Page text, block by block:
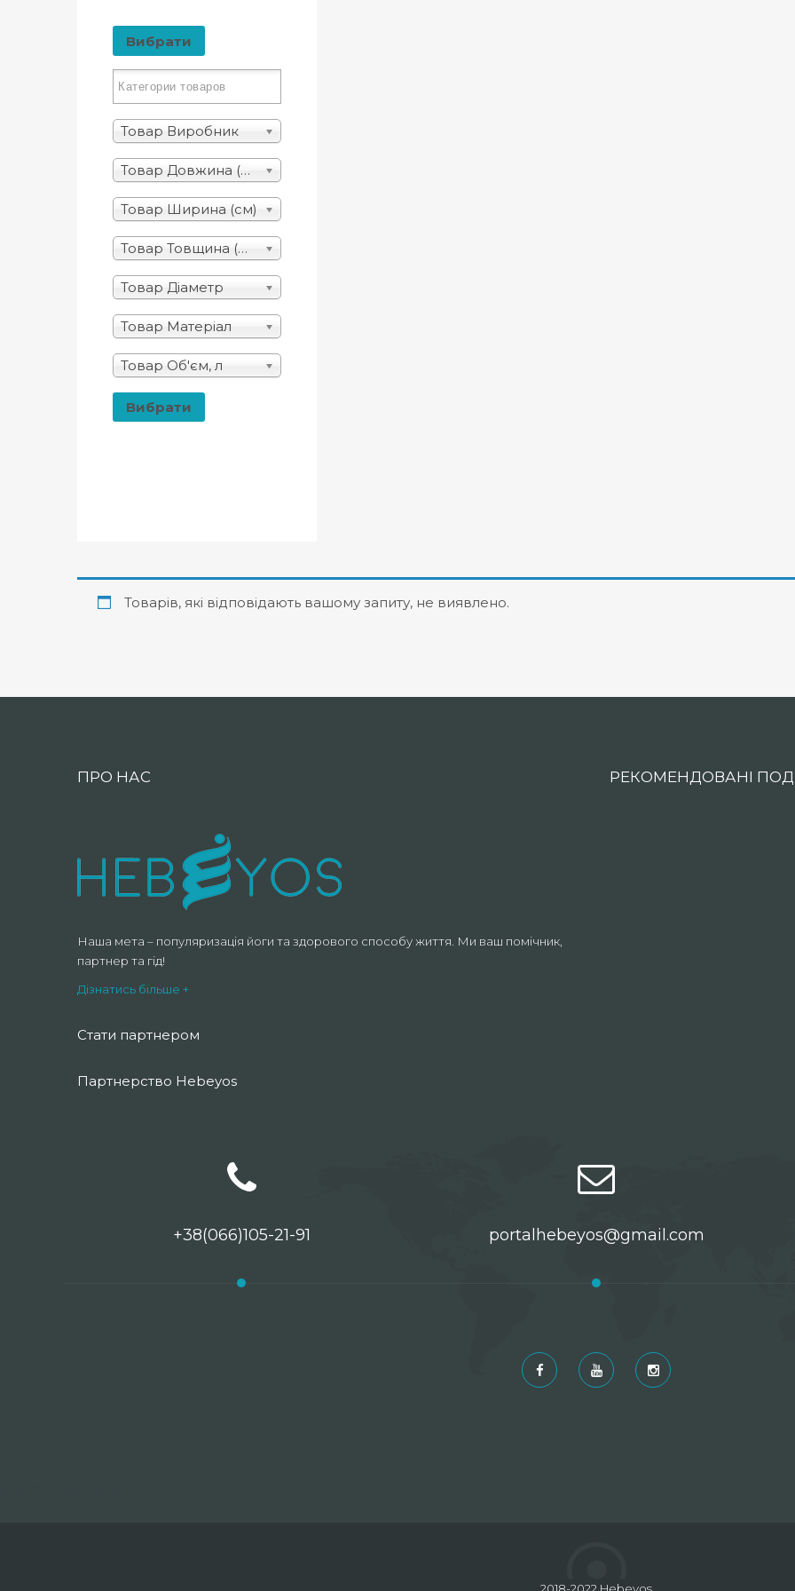
Вибрати
Товар Виробник
Товар Довжина (см)
Товар Ширина (см)
Товар Товщина (мм)
Товар Діаметр
Товар Матеріал
Товар Об'єм, л
Вибрати
Товарів, які відповідають вашому запиту, не виявлено.
ПРО НАС
Наша мета – популяризація йоги та здорового способу життя. Ми ваш помічник,
партнер та гід!
Дізнатись більше +
Стати партнером
Партнерство Hebeyos
РЕКОМЕНДОВАНІ
+38(066)105-21-91 portalhebeyos@gmail.com